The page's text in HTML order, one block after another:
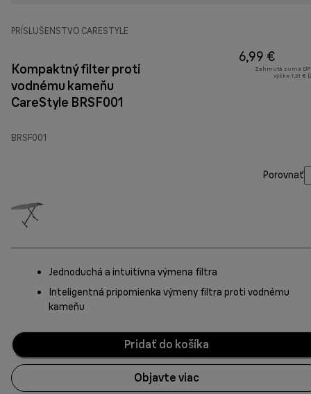
PRÍSLUŠENSTVO CARESTYLE
Kompaktný filter proti
vodnému kameňu
CareStyle BRSF001
BRSF001
6,99 €
Zahrnutá suma
výške 1,31 €
Porovnať
Jednoduchá a intuitívna výmena filtra
Inteligentná pripomienka výmeny filtra proti vodnému
kameňu
Pridať do košíka
Objavte viac